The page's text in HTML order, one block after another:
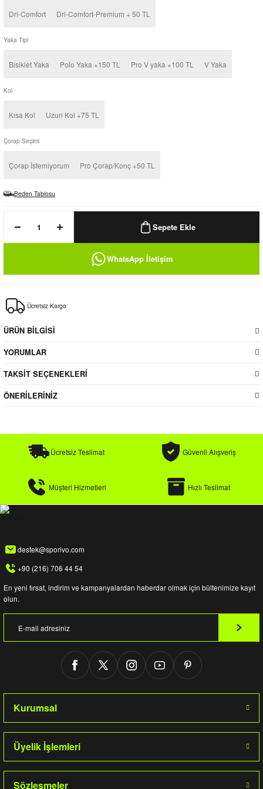
Dri-Comfort Dri-Comfort-Premium + 50 TL
Yaka Tipi
Bisiklet Yaka Polo Yaka +150 TL Pro V yaka +100 TL V Yaka
Kol
Kısa Kol Uzun Kol +75 TL
Çorap Seçimi
Çorap İstemiyorum Pro Çorap/Konç +50 TL
Beden Tablosu
Sepete Ekle
WhatsApp İletişim
Ücretsiz Kargo
ÜRÜN BİLGİSİ
YORUMLAR
TAKSİT SEÇENEKLERİ
ÖNERİLERİNİZ
Ücretsiz Teslimat Güvenli Alışveriş
Müşteri Hizmetleri Hızlı Teslimat
destek@sporivo.com
+90 (216) 706 44 54
En yeni fırsat, indirim ve kampanyalardan haberdar olmak için bültenimize kayıt
olun.
Kurumsal
Üyelik İşlemleri
Sözleşmeler